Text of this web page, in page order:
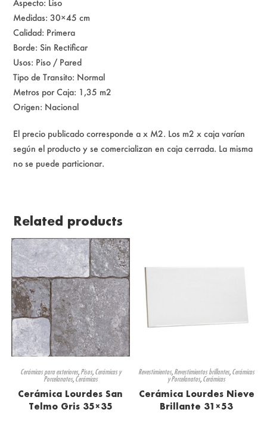
Aspecto: Liso
Medidas: 30×45 cm
Calidad: Primera
Borde: Sin Rectificar
Usos: Piso / Pared
Tipo de Transito: Normal
Metros por Caja: 1,35 m2
Origen: Nacional
El precio publicado corresponde a x M2. Los m2 x caja varían
según el producto y se comercializan en caja cerrada. La misma
no se puede particionar.
Related products
Cerámicas para exteriores, Pisos, Cerámicas y
Porcelanatos, Cerámicas
Cerámica Lourdes San
Telmo Gris 35×35
Revestimientos, Revestimientos brillantes, Cerámicas
y Porcelanatos, Cerámicas
Cerámica Lourdes Nieve
Brillante 31×53